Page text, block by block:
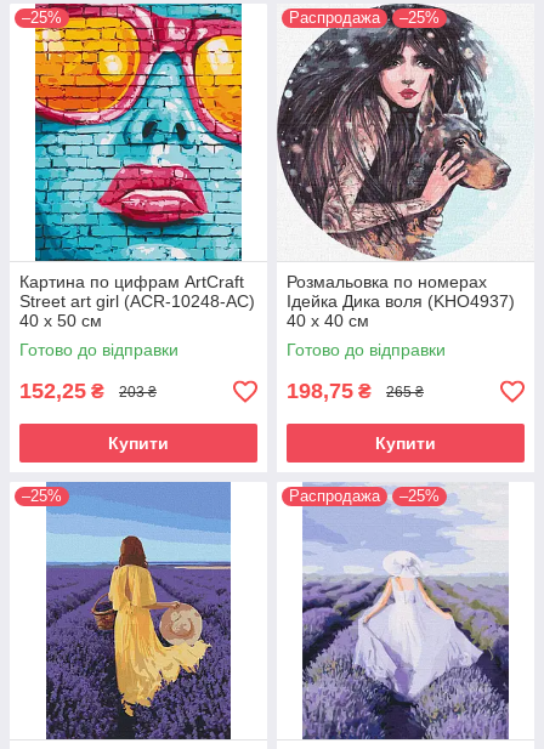
–25%
Картина по цифрам ArtCraft
Street art girl (ACR-10248-AC)
40 х 50 см
Готово до відправки
152,25 ₴ 203 ₴
Купити
Распродажа –25%
Розмальовка по номерах
Ідейка Дика воля (KHO4937)
40 х 40 см
Готово до відправки
198,75 ₴ 265 ₴
Купити
–25% Распродажа –25%